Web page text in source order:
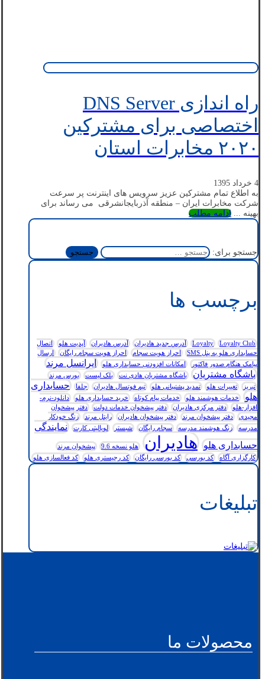
راه اندازی DNS Server
اختصاصی برای مشترکین
۲۰۲۰ مخابرات استان
4 خرداد 1395
به اطلاع تمام مشترکین عزیز سرویس های اینترنت پر سرعت
شرکت مخابرات ایران – منطقه آذربایجانشرقی می رساند برای
بهینه ... ادامه مطلب
جستجو برای:
برچسب ها
Loyalty Loyalty Club آدرس جدید هادیران آدرس هادیران آپدیت هلو
اتصال
حسابداری هلو به پنل SMS
احراز هویت سجام احراز هویت سجام رایگان
ارسال
پیامک هنگام صدور فاکتور
امکانات افزودنی حسابداری هلو
ایرانسل مرند
باشگاه مشتریان
باشگاه مشتریان هادی نت بلک لیست
بورس مرند
تبریز
تغییرات هلو تمدید پشتیبانی هلو تیم فوتسال هادیران جلفا
حسابداری
هلو
خدمات هوشمند هلو خدمات پیام کوتاه خرید حسابداری هلو
دانلود-نرم-
افزار-هلو
دفتر مرکزی هادیران دفتر پیشخوان خدمات دولت
دفتر پیشخوان
مجیدی
دفتر پیشخوان مرند دفتر پیشخوان هادیران رایتل مرند
زنگ خودکار
مدرسه
زنگ هوشمند مدرسه سجام رایگان شبستر لویالیتی کارت
نمایندگی
حسابداری هلو هادیران هلو نسخه 9.6
پیشخوان مرند
کارگزاری آگاه
کد بورسی کد بورسی رایگان کد رجیستری هلو کد فعالسازی هلو
تبلیغات
محصولات ما